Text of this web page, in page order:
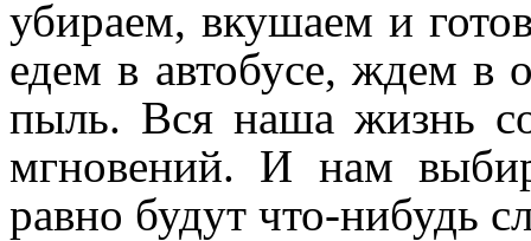
убираем, вкушаем и
едем в автобусе, ждем
пыль. Вся наша жизнь
мгновений. И нам
равно будут что-нибудь